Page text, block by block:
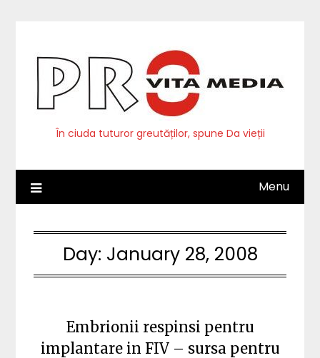
În ciuda tuturor greutăților, spune Da vieții
Menu
Day: January 28, 2008
Embrionii respinsi pentru
implantare in FIV – sursa pentru